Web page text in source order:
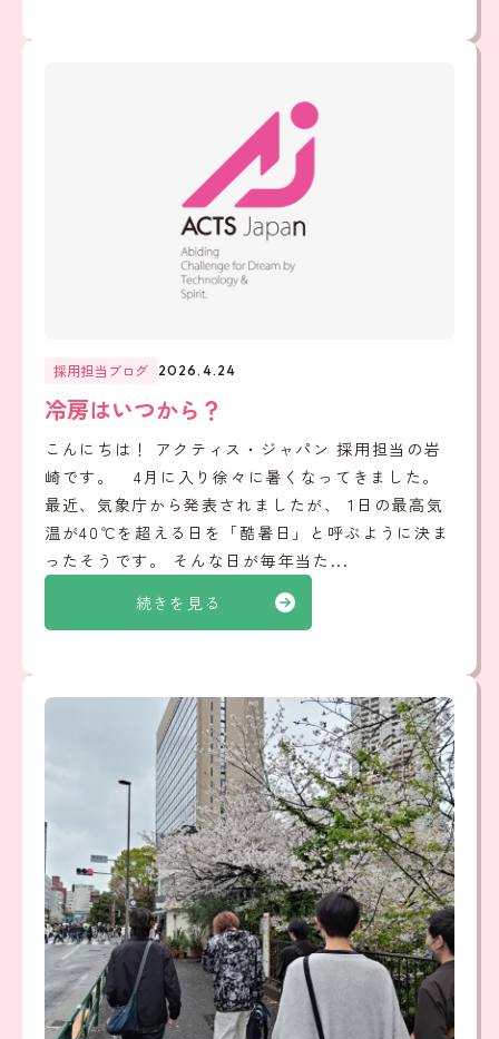
続きを見る
採用担当ブログ 2026.4.24
冷房はいつから？
こんにちは！ アクティス・ジャパン 採用担当の岩
崎です。 4月に入り徐々に暑くなってきました。
最近、気象庁から発表されましたが、 1日の最高気
温が40℃を超える日を「酷暑日」と呼ぶように決ま
ったそうです。 そんな日が毎年当た...